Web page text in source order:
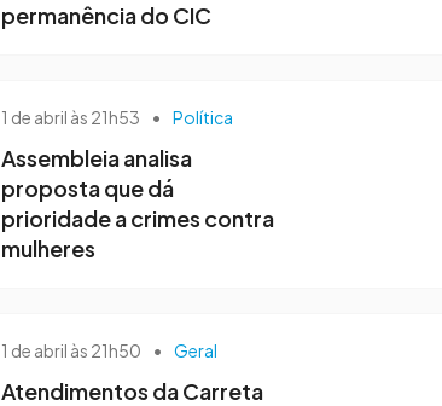
permanência do CIC
1 de abril às 21h53 • Política
Assembleia analisa
proposta que dá
prioridade a crimes contra
mulheres
1 de abril às 21h50 • Geral
Atendimentos da Carreta